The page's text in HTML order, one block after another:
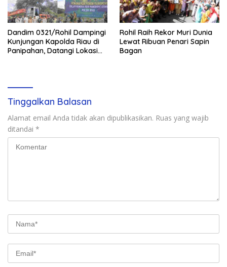
Dandim 0321/Rohil Dampingi
Kunjungan Kapolda Riau di
Panipahan, Datangi Lokasi
Rohil Raih Rekor Muri Dunia
Lewat Ribuan Penari Sapin
Bagan
Tinggalkan Balasan
Alamat email Anda tidak akan dipublikasikan. Ruas yang wajib
ditandai *